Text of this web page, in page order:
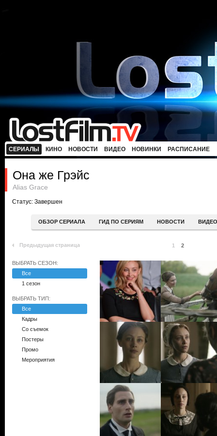
СЕРИАЛЫ КИНО НОВОСТИ ВИДЕО НОВИНКИ РАСПИСАНИЕ
Она же Грэйс
Alias Grace
Статус: Завершен
ОБЗОР СЕРИАЛА ГИД ПО СЕРИЯМ НОВОСТИ ВИДЕО
Предыдущая страница 1 2
ВЫБРАТЬ СЕЗОН:
Все
1 сезон
ВЫБРАТЬ ТИП:
Все
Кадры
Со съемок
Постеры
Промо
Мероприятия